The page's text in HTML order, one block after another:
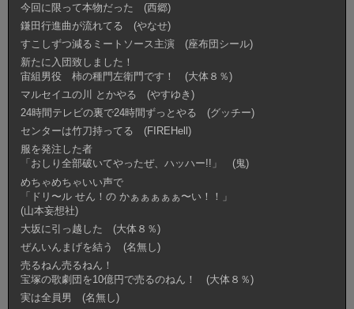
今回に限って本物だった (西郷)
鎌田行進曲が流れてる (やなせ)
すこしずつ減るミートソース主演 (座布団シール)
新たに入団致しました！
宙組男役 柿の種門左衛門です！ (大体８％)
マルセイユの川 とかやる (やすゆき)
24時間テレビの裏で24時間ずっとやる (グッチー)
センターは竹刀持ってる (FIREHell)
服を発注した者
「おしり全部破いてやったぜ、ハッハー!!」 (鬼)
めちゃめちゃいい声で
「ドリ〜ル せん！の かぁぁぁぁぁ〜い！！」
(山本妄想社)
大坂に引っ越した (大体８％)
ぜんいんまげを結う (名無し)
売るねん売るねん！
宝塚の歌劇団を10億円で売るのねん！ (大体８％)
実は全員男 (名無し)